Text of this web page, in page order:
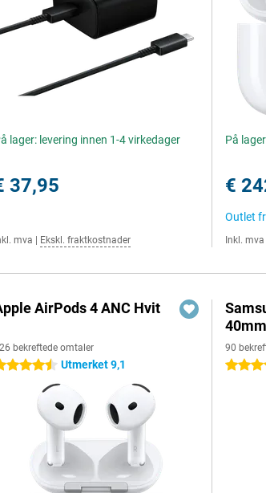
lager: levering innen 1-4 virkedager
37,95
mva Ekskl. fraktkostnader
På
€
Outlet
Inkl. mva
AirPods 4 ANC Hvit
bekreftede omtaler
stjerner Utmerket 9,1
90
4.5